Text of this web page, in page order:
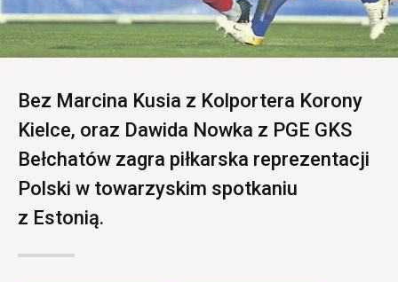
Bez Marcina Kusia z Kolportera Korony
Kielce, oraz Dawida Nowka z PGE GKS
Bełchatów zagra piłkarska reprezentacji
Polski w towarzyskim spotkaniu
z Estonią.